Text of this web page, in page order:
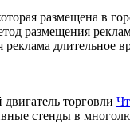
размещена в
размещения
длительное
стенды в